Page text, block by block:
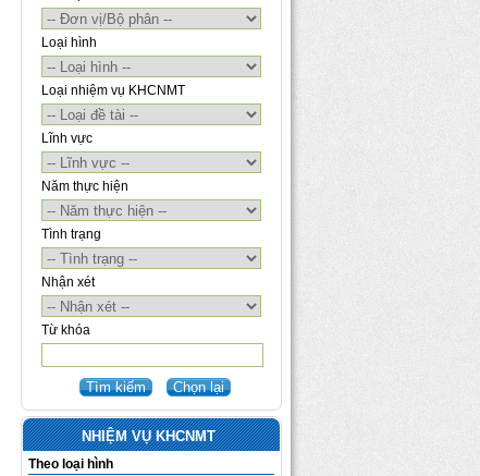
Loại hình
Loại nhiệm vụ KHCNMT
Lĩnh vực
Năm thực hiện
Tình trạng
Nhận xét
Từ khóa
NHIỆM VỤ KHCNMT
Theo loại hình